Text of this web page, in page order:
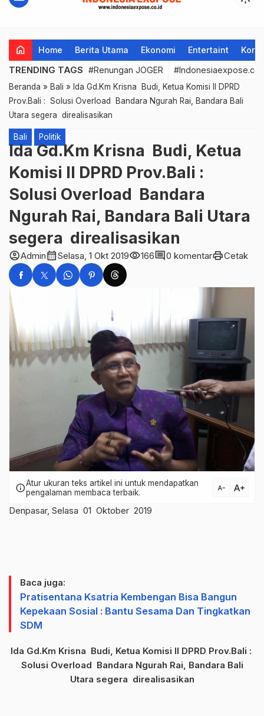
home Home Berita Utama Ekonomi Entertaint
TRENDING TAGS #Renungan JOGER
Beranda » Bali » Ida Gd.Km Krisna Budi, Ketua Komisi II DPRD
Prov.Bali : Solusi Overload Bandara Ngurah Rai, Bandara Bali
Utara segera direalisasikan
Bali Politik
Ida Gd.Km Krisna Budi, Ketua
Komisi II DPRD Prov.Bali :
Solusi Overload Bandara
Ngurah Rai, Bandara Bali Utara
segera direalisasikan
account_circleAdmincalendar_monthSelasa, 1 Okt 2019visibility166comment0 komentarprintCetak
infoAtur ukuran teks artikel ini untuk mendapatkan
pengalaman membaca terbaik.
text_decrease text_increase
Denpasar, Selasa 01 Oktober 2019
Baca juga:
Pratisentana Ksatria Kembengan Bisa Bangun
Kepekaan Sosial : Bantu Sesama Dan Tingkatkan
SDM
Ida Gd.Km Krisna Budi, Ketua Komisi II DPRD Prov.Bali :
Solusi Overload Bandara Ngurah Rai, Bandara Bali
Utara segera direalisasikan